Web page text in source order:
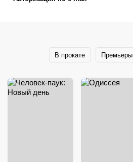
В прокате Премьеры